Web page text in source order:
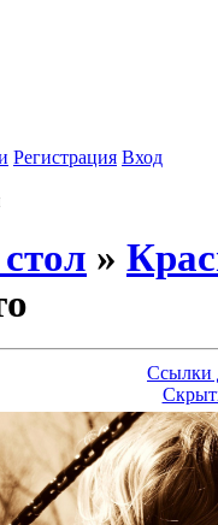
Регистрация Вход
»
Ссылки